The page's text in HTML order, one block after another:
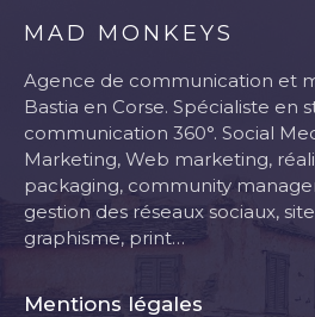
MAD MONKEYS
Agence de communication et
Bastia en Corse. Spécialiste en
communication 360°. Social
Marketing, Web marketing,
packaging, community
gestion des réseaux sociaux,
graphisme, print…
Mentions légales